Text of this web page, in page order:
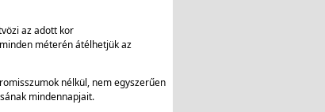
az adott kor
méterén átélhetjük az
nélkül, nem egyszerűen
mindennapjait.